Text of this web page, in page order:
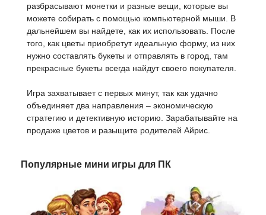
разбрасывают монетки и разные вещи, которые вы
можете собирать с помощью компьютерной мыши. В
дальнейшем вы найдете, как их использовать. После
того, как цветы приобретут идеальную форму, из них
нужно составлять букеты и отправлять в город, там
прекрасные букеты всегда найдут своего покупателя.
Игра захватывает с первых минут, так как удачно
объединяет два направления – экономическую
стратегию и детективную историю. Зарабатывайте на
продаже цветов и разыщите родителей Айрис.
Популярные мини игры для ПК